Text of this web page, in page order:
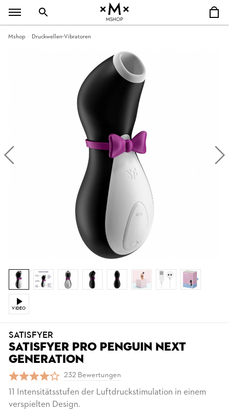
MSHOP
Mshop Druckwellen-Vibratoren
VIDEO
SATISFYER
SATISFYER PRO PENGUIN NEXT
GENERATION
232 Bewertungen
11 Intensitätsstufen der Luftdruckstimulation in einem
verspielten Design.